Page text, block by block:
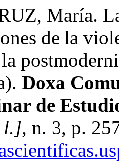
María.
de la
Doxa
de
l.], n. 3, p.